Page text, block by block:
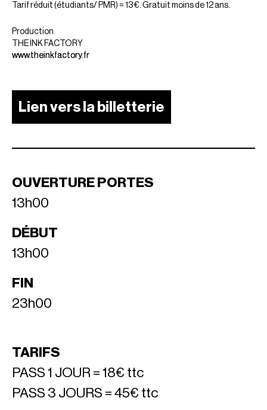
Tarif réduit (étudiants/ PMR) = 13 €. Gratuit moins de 12 ans.
Production
THE INK FACTORY
www.theinkfactory.fr
Lien vers la billetterie
OUVERTURE PORTES
13h00
DÉBUT
13h00
FIN
23h00
TARIFS
PASS 1 JOUR = 18€ ttc
PASS 3 JOURS = 45€ ttc